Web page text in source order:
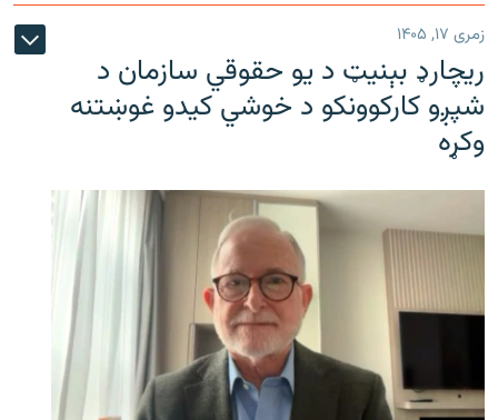
زمری ۱۷, ۱۴۰۵
ریچارډ بېنیټ د یو حقوقي سازمان د
شپږو کارکوونکو د خوشي کیدو غوښتنه
وکړه